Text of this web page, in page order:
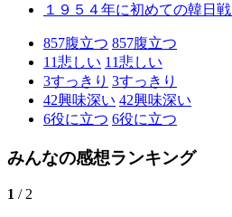
１９５４年に初めての韓日
857腹立つ 857腹立つ
11悲しい 11悲しい
3すっきり 3すっきり
42興味深い 42興味深い
6役に立つ 6役に立つ
みんなの感想ランキング
1 / 2